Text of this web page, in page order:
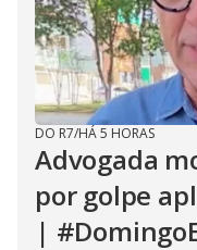
DO R7/HÁ 5 HORAS
Advogada
por golpe
|